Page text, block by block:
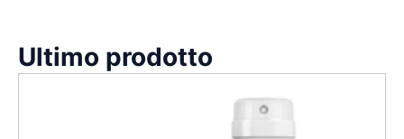
Ultimo prodotto